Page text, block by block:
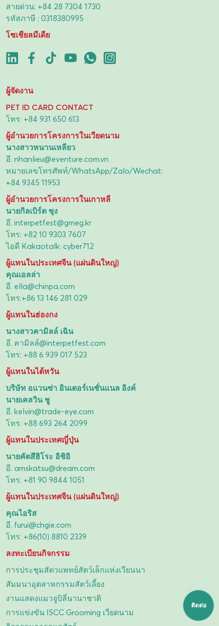
สายด่วน: +84 28 7304 1730
รหัสภาษี : 0318380995
โซเชียลมีเดีย
ผู้จัดงาน
PET ID CARD CONTACT
โทร: +84 931 650 613
ผู้อำนวยการโครงการในเวียดนาม
นางสาวหนานเหลียว
อี. nhanlieu@eventure.com.vn
หมายเลขโทรศัพท์/WhatsApp/Zalo/Wechat:
+84 9345 11953
ผู้อำนวยการโครงการในเกาหลี
นายกิลเบิร์ต ชุง
อี. interpetfest@gmeg.kr
โทร: +82 10 9303 7607
ไอดี Kakaotalk: cyber712
ผู้แทนในประเทศจีน (แผ่นดินใหญ่)
คุณเอลล่า
อี. ella@chinpa.com
โทร:+86 13 146 281 029
ผู้แทนในฮ่องกง
นางสาวคามิลล์ เฉิน
อี. คามิลล์@interpetfest.com
โทร: +88 6 939 017 523
ผู้แทนในไต้หวัน
บริษัท อแวนซ่า อินเตอร์เนชั่นแนล อิงค์
นายเคลวิน ชู
อี. kelvin@trade-eye.com
โทร: +88 693 264 2099
ผู้แทนในประเทศญี่ปุ่น
นายคัตสึฮิโระ อิชิอิ
อี. amskatsu@dream.com
โทร: +81 90 9844 1051
ผู้แทนในประเทศจีน (แผ่นดินใหญ่)
คุณไอริส
อี. furui@chgie.com
โทร: +86(10) 8810 2339
ลงทะเบียนกิจกรรม
การประชุมสัตวแพทย์สัตว์เล็กแห่งเวียนนา
สัมมนาอุตสาหกรรมสัตว์เลี้ยง
งานแสดงแมวจูบิลี่นานาชาติ
การแข่งขัน ISCC Grooming เวียดนาม
ติดต่อ